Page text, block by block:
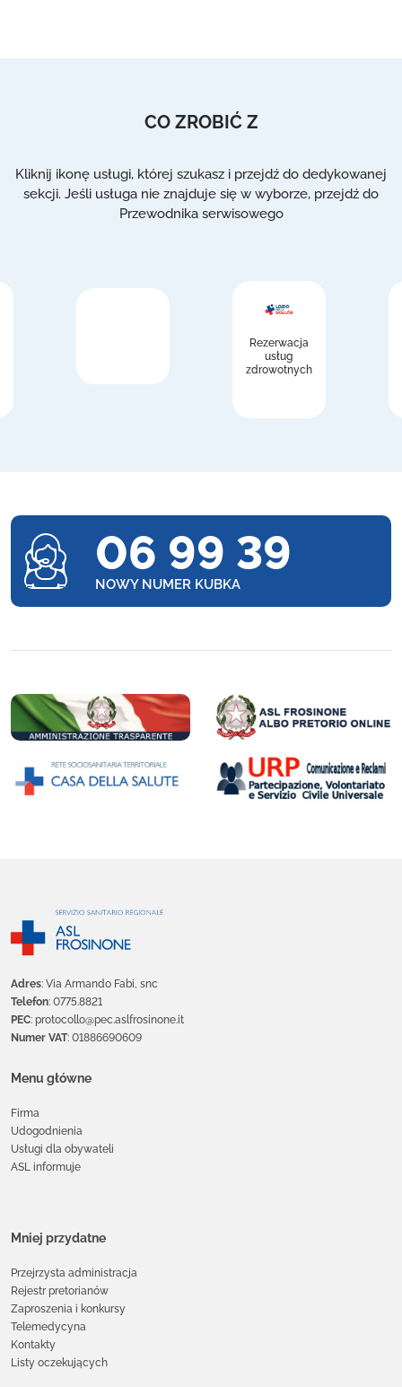
CO ZROBIĆ Z
Kliknij ikonę usługi, której szukasz i przejdź do dedykowanej
sekcji. Jeśli usługa nie znajduje się w wyborze, przejdź do
Przewodnika serwisowego
Rezerwacja
usług
zdrowotnych
06 99 39
NOWY NUMER KUBKA
Adres: Via Armando Fabi, snc
Telefon: 0775.8821
PEC: protocollo@pec.aslfrosinone.it
Numer VAT: 01886690609
Menu główne
Firma
Udogodnienia
Usługi dla obywateli
ASL informuje
Mniej przydatne
Przejrzysta administracja
Rejestr pretorianów
Zaproszenia i konkursy
Telemedycyna
Kontakty
Listy oczekujących